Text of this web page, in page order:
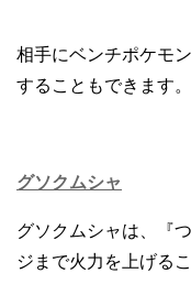
相手にベンチポケモ
することもできます。
グソクムシャ
グソクムシャは、『
ジまで火力を上げる